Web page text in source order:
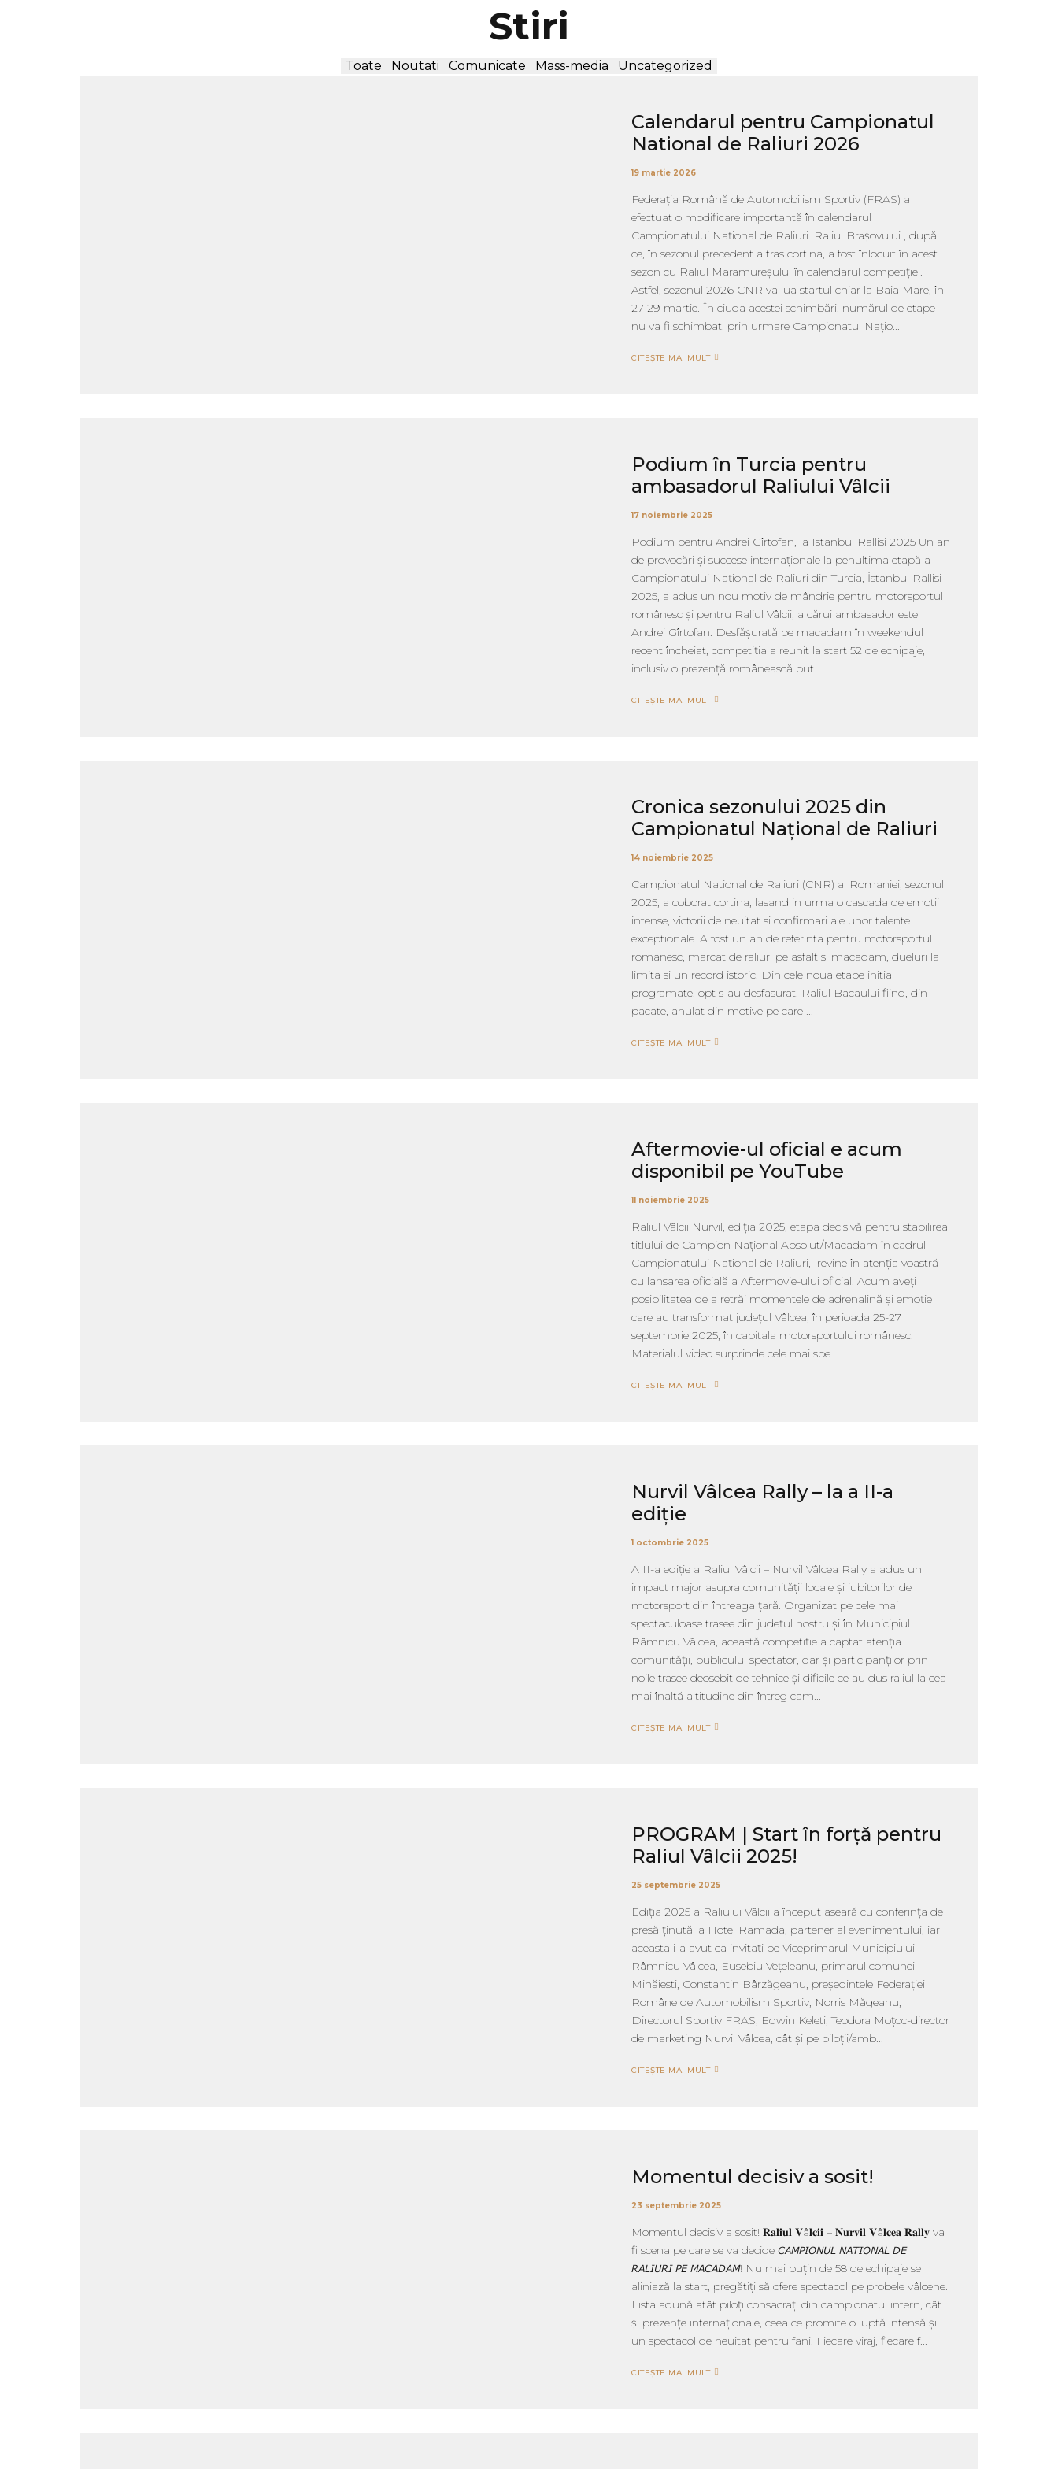
Stiri
Toate Noutati Comunicate Mass-media Uncategorized
Calendarul pentru Campionatul
National de Raliuri 2026
19 martie 2026
Federația Română de Automobilism Sportiv (FRAS) a
efectuat o modificare importantă în calendarul
Campionatului Național de Raliuri. Raliul Brașovului , după
ce, în sezonul precedent a tras cortina, a fost înlocuit în acest
sezon cu Raliul Maramureșului în calendarul competiției.
Astfel, sezonul 2026 CNR va lua startul chiar la Baia Mare, în
27-29 martie. În ciuda acestei schimbări, numărul de etape
nu va fi schimbat, prin urmare Campionatul Națio...
CITEȘTE MAI MULT
Podium în Turcia pentru
ambasadorul Raliului Vâlcii
17 noiembrie 2025
Podium pentru Andrei Gîrtofan, la Istanbul Rallisi 2025 Un an
de provocări și succese internaționale la penultima etapă a
Campionatului Național de Raliuri din Turcia, İstanbul Rallisi
2025, a adus un nou motiv de mândrie pentru motorsportul
românesc și pentru Raliul Vâlcii, a cărui ambasador este
Andrei Gîrtofan. Desfășurată pe macadam în weekendul
recent încheiat, competiția a reunit la start 52 de echipaje,
inclusiv o prezență românească put...
CITEȘTE MAI MULT
Cronica sezonului 2025 din
Campionatul Național de Raliuri
14 noiembrie 2025
Campionatul National de Raliuri (CNR) al Romaniei, sezonul
2025, a coborat cortina, lasand in urma o cascada de emotii
intense, victorii de neuitat si confirmari ale unor talente
exceptionale. A fost un an de referinta pentru motorsportul
romanesc, marcat de raliuri pe asfalt si macadam, dueluri la
limita si un record istoric. Din cele noua etape initial
programate, opt s-au desfasurat, Raliul Bacaului fiind, din
pacate, anulat din motive pe care ...
CITEȘTE MAI MULT
Aftermovie-ul oficial e acum
disponibil pe YouTube
11 noiembrie 2025
Raliul Vâlcii Nurvil, ediția 2025, etapa decisivă pentru stabilirea
titlului de Campion Național Absolut/Macadam în cadrul
Campionatului Național de Raliuri, revine în atenția voastră
cu lansarea oficială a Aftermovie-ului oficial. Acum aveți
posibilitatea de a retrăi momentele de adrenalină și emoție
care au transformat județul Vâlcea, în perioada 25-27
septembrie 2025, în capitala motorsportului românesc.
Materialul video surprinde cele mai spe...
CITEȘTE MAI MULT
Nurvil Vâlcea Rally – la a II-a
ediție
1 octombrie 2025
A II-a ediție a Raliul Vâlcii – Nurvil Vâlcea Rally a adus un
impact major asupra comunității locale și iubitorilor de
motorsport din întreaga țară. Organizat pe cele mai
spectaculoase trasee din județul nostru și în Municipiul
Râmnicu Vâlcea, această competiție a captat atenția
comunității, publicului spectator, dar și participanților prin
noile trasee deosebit de tehnice și dificile ce au dus raliul la cea
mai înaltă altitudine din întreg cam...
CITEȘTE MAI MULT
PROGRAM | Start în forță pentru
Raliul Vâlcii 2025!
25 septembrie 2025
Ediția 2025 a Raliului Vâlcii a început aseară cu conferința de
presă ținută la Hotel Ramada, partener al evenimentului, iar
aceasta i-a avut ca invitați pe Viceprimarul Municipiului
Râmnicu Vâlcea, Eusebiu Vețeleanu, primarul comunei
Mihăiesti, Constantin Bârzăgeanu, președintele Federației
Române de Automobilism Sportiv, Norris Măgeanu,
Directorul Sportiv FRAS, Edwin Keleti, Teodora Moțoc-director
de marketing Nurvil Vâlcea, cât și pe piloții/amb...
CITEȘTE MAI MULT
Momentul decisiv a sosit!
23 septembrie 2025
Momentul decisiv a sosit! 𝐑𝐚𝐥𝐢𝐮𝐥 𝐕â𝐥𝐜𝐢𝐢 – 𝐍𝐮𝐫𝐯𝐢𝐥 𝐕â𝐥𝐜𝐞𝐚 𝐑𝐚𝐥𝐥𝐲 va
fi scena pe care se va decide 𝘊𝘈𝘔𝘗𝘐𝘖𝘕𝘜𝘓 𝘕𝘈𝘛𝘐𝘖𝘕𝘈𝘓 𝘋𝘌
𝘙𝘈𝘓𝘐𝘜𝘙𝘐 𝘗𝘌 𝘔𝘈𝘊𝘈𝘋𝘈𝘔! Nu mai puțin de 58 de echipaje se
aliniază la start, pregătiți să ofere spectacol pe probele vâlcene.
Lista adună atât piloți consacrați din campionatul intern, cât
și prezențe internaționale, ceea ce promite o luptă intensă și
un spectacol de neuitat pentru fani. Fiecare viraj, fiecare f...
CITEȘTE MAI MULT